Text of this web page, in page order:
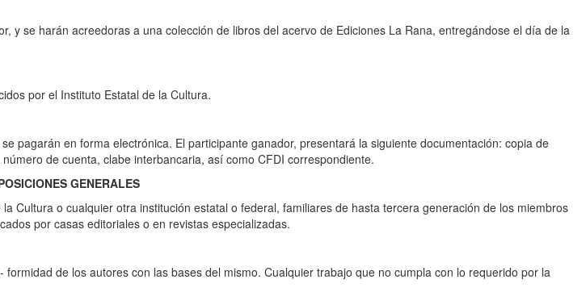
y se harán acreedoras a una colección de libros del acervo de Ediciones La Rana, entregándose el día de la
por el Instituto Estatal de la Cultura.
pagarán en forma electrónica. El participante ganador, presentará la siguiente documentación: copia de
de cuenta, clabe interbancaria, así como CFDI correspondiente.
GENERALES
Cultura o cualquier otra institución estatal o federal, familiares de hasta tercera generación de los miembros
por casas editoriales o en revistas especializadas.
de los autores con las bases del mismo. Cualquier trabajo que no cumpla con lo requerido por la